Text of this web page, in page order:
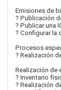
Emisiones de
? Publicación
? Publicar una
? Configurar la
Procesos
? Realización
Realización de
? Inventario
? Realización